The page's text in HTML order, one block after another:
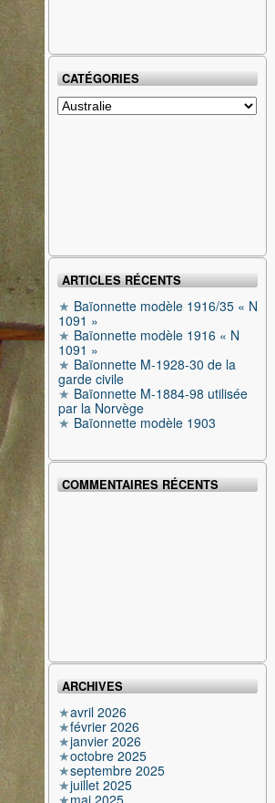
CATÉGORIES
Catégories
ARTICLES RÉCENTS
Baïonnette modèle 1916/35 « N
1091 »
Baïonnette modèle 1916 « N
1091 »
Baïonnette M-1928-30 de la
garde civile
Baïonnette M-1884-98 utilisée
par la Norvège
Baïonnette modèle 1903
COMMENTAIRES RÉCENTS
ARCHIVES
avril 2026
février 2026
janvier 2026
octobre 2025
septembre 2025
juillet 2025
mai 2025